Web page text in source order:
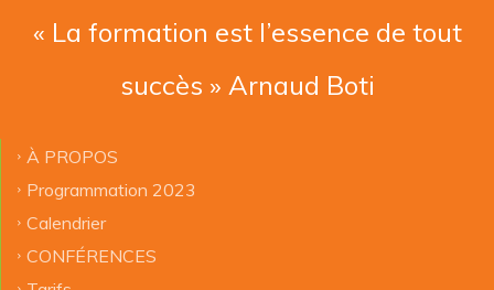
« La formation est l’essence de tout
succès » Arnaud Boti
À PROPOS
Programmation 2023
Calendrier
CONFÉRENCES